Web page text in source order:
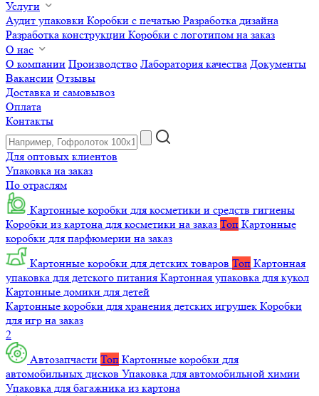
Услуги
Аудит упаковки Коробки с печатью Разработка дизайна
Разработка конструкции Коробки с логотипом на заказ
О нас
О компании Производство Лаборатория качества Документы
Вакансии Отзывы
Доставка и самовывоз
Оплата
Контакты
Для оптовых клиентов
Упаковка на заказ
По отраслям
Картонные коробки для косметики и средств гигиены
Коробки из картона для косметики на заказ Топ Картонные
коробки для парфюмерии на заказ
Картонные коробки для детских товаров Топ Картонная
упаковка для детского питания Картонная упаковка для кукол
Картонные домики для детей
Картонные коробки для хранения детских игрушек Коробки
для игр на заказ
2
Автозапчасти Топ Картонные коробки для
автомобильных дисков Упаковка для автомобильной химии
Упаковка для багажника из картона